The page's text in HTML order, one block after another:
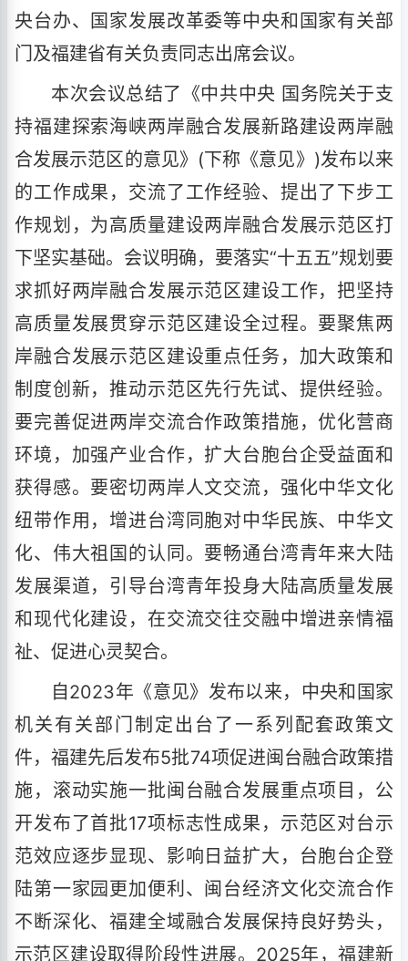
央台办、国家发展改革委等中央和国家有关部
门及福建省有关负责同志出席会议。
本次会议总结了《中共中央 国务院关于支
持福建探索海峡两岸融合发展新路建设两岸融
合发展示范区的意见》(下称《意见》)发布以来
的工作成果，交流了工作经验、提出了下步工
作规划，为高质量建设两岸融合发展示范区打
下坚实基础。会议明确，要落实“十五五”规划要
求抓好两岸融合发展示范区建设工作，把坚持
高质量发展贯穿示范区建设全过程。要聚焦两
岸融合发展示范区建设重点任务，加大政策和
制度创新，推动示范区先行先试、提供经验。
要完善促进两岸交流合作政策措施，优化营商
环境，加强产业合作，扩大台胞台企受益面和
获得感。要密切两岸人文交流，强化中华文化
纽带作用，增进台湾同胞对中华民族、中华文
化、伟大祖国的认同。要畅通台湾青年来大陆
发展渠道，引导台湾青年投身大陆高质量发展
和现代化建设，在交流交往交融中增进亲情福
祉、促进心灵契合。
自2023年《意见》发布以来，中央和国家
机关有关部门制定出台了一系列配套政策文
件，福建先后发布5批74项促进闽台融合政策措
施，滚动实施一批闽台融合发展重点项目，公
开发布了首批17项标志性成果，示范区对台示
范效应逐步显现、影响日益扩大，台胞台企登
陆第一家园更加便利、闽台经济文化交流合作
不断深化、福建全域融合发展保持良好势头，
示范区建设取得阶段性进展。2025年，福建新